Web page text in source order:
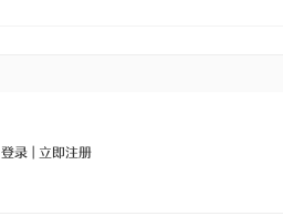
登录| 立即注册